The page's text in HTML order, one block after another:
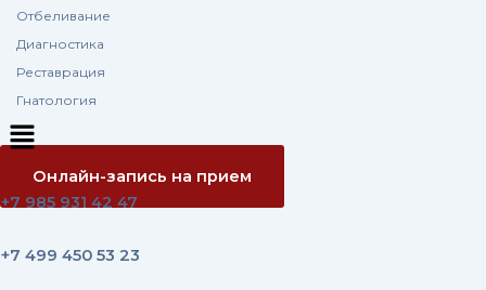
Отбеливание
Диагностика
Реставрация
Гнатология
Меню
Онлайн-запись на прием
+7 985 931 42 47
+7 499 450 53 23